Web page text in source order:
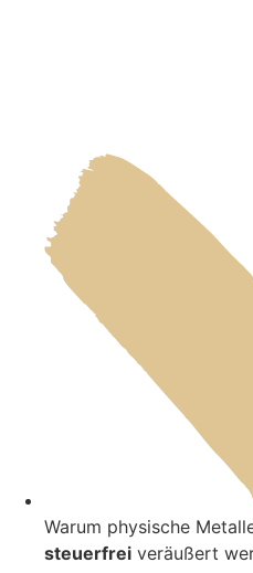
Warum physische
steuerfrei veräußert